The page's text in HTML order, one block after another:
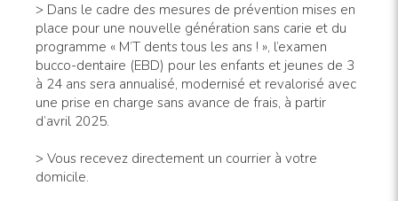
> Dans le cadre des mesures de prévention mises en
place pour une nouvelle génération sans carie et du
programme « M’T dents tous les ans ! », l’examen
bucco-dentaire (EBD) pour les enfants et jeunes de 3
à 24 ans sera annualisé, modernisé et revalorisé avec
une prise en charge sans avance de frais, à partir
d’avril 2025.
> Vous recevez directement un courrier à votre
domicile.